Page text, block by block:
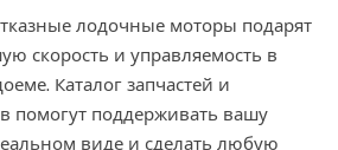
лодочные моторы подарят
скорость и управляемость в
Каталог запчастей и
помогут поддерживать вашу
виде и сделать любую